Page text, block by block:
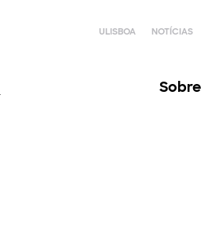
ULISBOA NOTÍCIAS
Sobre